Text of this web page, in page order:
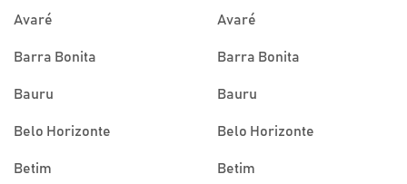
Avaré
Barra Bonita
Bauru
Belo Horizonte
Betim
Avaré
Barra Bonita
Bauru
Belo Horizonte
Betim